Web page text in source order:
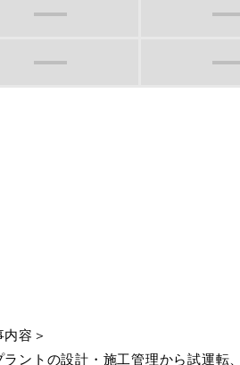
内容＞
ラントの設計・施工管理から試運転、